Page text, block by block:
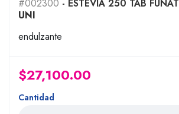
#002300 - ESTEVIA 250 TAB FUNAT
UNI
endulzante
$27,100.00
Cantidad